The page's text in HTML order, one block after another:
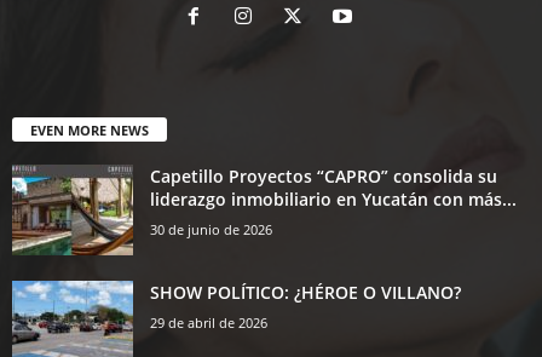
EVEN MORE NEWS
Capetillo Proyectos “CAPRO” consolida su
liderazgo inmobiliario en Yucatán con más...
30 de junio de 2026
SHOW POLÍTICO: ¿HÉROE O VILLANO?
29 de abril de 2026